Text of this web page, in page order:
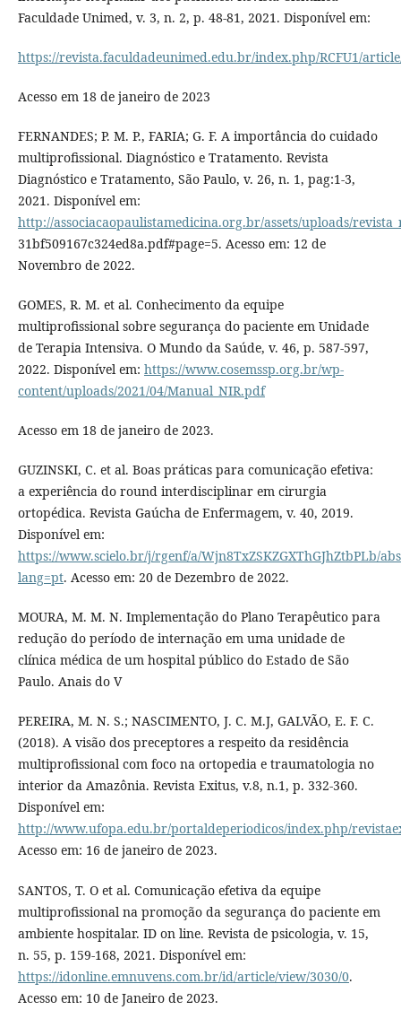
Faculdade Unimed, v. 3, n. 2, p. 48-81, 2021. Disponível em:
https://revista.faculdadeunimed.edu.br/index.php/RCFU1/
Acesso em 18 de janeiro de 2023
FERNANDES; P. M. P., FARIA; G. F. A importância do cuidado
multiprofissional. Diagnóstico e Tratamento. Revista
Diagnóstico e Tratamento, São Paulo, v. 26, n. 1, pag:1-3,
2021. Disponível em:
http://associacaopaulistamedicina.org.br/assets/uploads/
31bf509167c324ed8a.pdf#page=5. Acesso em: 12 de
Novembro de 2022.
GOMES, R. M. et al. Conhecimento da equipe
multiprofissional sobre segurança do paciente em Unidade
de Terapia Intensiva. O Mundo da Saúde, v. 46, p. 587-597,
2022. Disponível em: https://www.cosemssp.org.br/wp-
content/uploads/2021/04/Manual_NIR.pdf
Acesso em 18 de janeiro de 2023.
GUZINSKI, C. et al. Boas práticas para comunicação efetiva:
a experiência do round interdisciplinar em cirurgia
ortopédica. Revista Gaúcha de Enfermagem, v. 40, 2019.
Disponível em:
https://www.scielo.br/j/rgenf/a/Wjn8TxZSKZGXThGJhZtbPLb/
lang=pt. Acesso em: 20 de Dezembro de 2022.
MOURA, M. M. N. Implementação do Plano Terapêutico para
redução do período de internação em uma unidade de
clínica médica de um hospital público do Estado de São
Paulo. Anais do V
PEREIRA, M. N. S.; NASCIMENTO, J. C. M.J, GALVÃO, E. F. C.
(2018). A visão dos preceptores a respeito da residência
multiprofissional com foco na ortopedia e traumatologia no
interior da Amazônia. Revista Exitus, v.8, n.1, p. 332-360.
Disponível em:
http://www.ufopa.edu.br/portaldeperiodicos/index.php/
Acesso em: 16 de janeiro de 2023.
SANTOS, T. O et al. Comunicação efetiva da equipe
multiprofissional na promoção da segurança do paciente em
ambiente hospitalar. ID on line. Revista de psicologia, v. 15,
n. 55, p. 159-168, 2021. Disponível em:
https://idonline.emnuvens.com.br/id/article/view/3030/0.
Acesso em: 10 de Janeiro de 2023.